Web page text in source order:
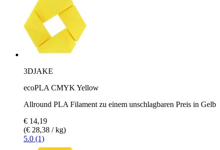
3DJAKE
ecoPLA CMYK Yellow
Allround PLA Filament zu einem unschlagbaren Preis in Gelb
€ 14,19
(€ 28,38 / kg)
5.0 (1)